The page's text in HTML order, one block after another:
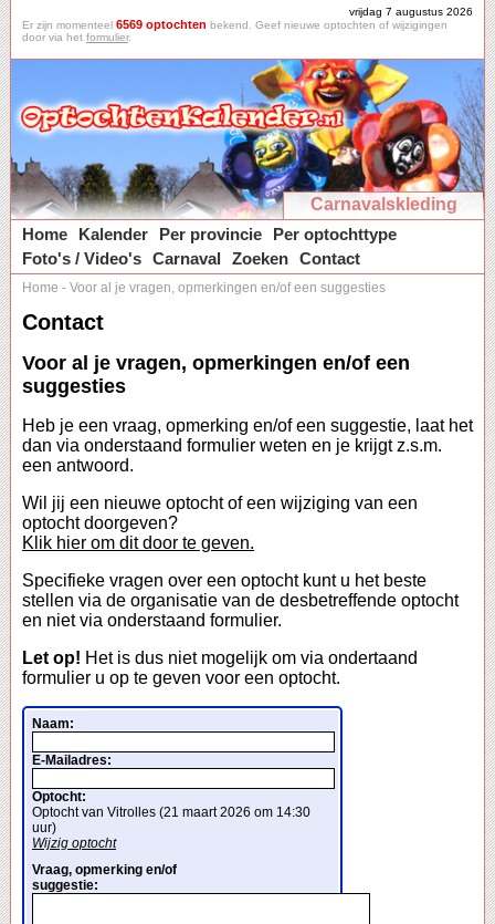
vrijdag 7 augustus 2026
Er zijn momenteel 6569 optochten bekend. Geef nieuwe optochten of wijzigingen
door via het formulier.
Carnavalskleding
Home
Kalender Per provincie
Per optochttype
Foto's / Video's Carnaval Zoeken Contact
Home - Voor al je vragen, opmerkingen en/of een suggesties
Contact
Voor al je vragen, opmerkingen en/of een
suggesties
Heb je een vraag, opmerking en/of een suggestie, laat het
dan via onderstaand formulier weten en je krijgt z.s.m.
een antwoord.
Wil jij een nieuwe optocht of een wijziging van een
optocht doorgeven?
Klik hier om dit door te geven.
Specifieke vragen over een optocht kunt u het beste
stellen via de organisatie van de desbetreffende optocht
en niet via onderstaand formulier.
Let op! Het is dus niet mogelijk om via ondertaand
formulier u op te geven voor een optocht.
Naam:
E-Mailadres:
Optocht:
Optocht van Vitrolles (21 maart 2026 om 14:30
uur)
Wijzig optocht
Vraag, opmerking en/of
suggestie: